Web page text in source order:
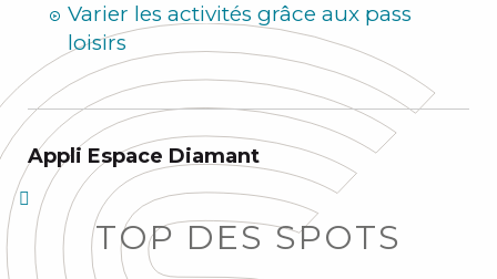
Varier les activités grâce aux pass
loisirs
Appli Espace Diamant
TOP DES SPOTS